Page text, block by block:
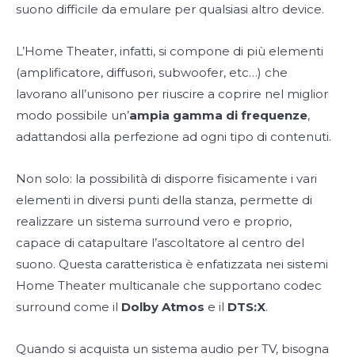
suono difficile da emulare per qualsiasi altro device.
L’Home Theater, infatti, si compone di più elementi
(amplificatore, diffusori, subwoofer, etc…) che
lavorano all’unisono per riuscire a coprire nel miglior
modo possibile un’ampia gamma di frequenze,
adattandosi alla perfezione ad ogni tipo di contenuti.
Non solo: la possibilità di disporre fisicamente i vari
elementi in diversi punti della stanza, permette di
realizzare un sistema surround vero e proprio,
capace di catapultare l’ascoltatore al centro del
suono. Questa caratteristica è enfatizzata nei sistemi
Home Theater multicanale che supportano codec
surround come il Dolby Atmos e il DTS:X.
Quando si acquista un sistema audio per TV, bisogna